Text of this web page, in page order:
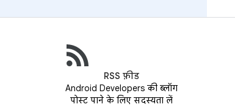
RSS फ़ीड
Android Developers की ब्लॉग
पोस्ट पाने के लिए सदस्यता लें